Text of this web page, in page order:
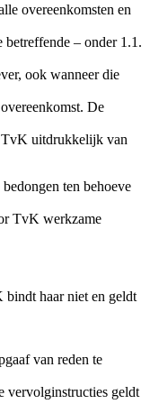
overeenkomsten en
betreffende – onder 1.1.
ook wanneer die
De
TvK uitdrukkelijk van
ten behoeve
TvK werkzame
haar niet en geldt
van reden te
vervolginstructies geldt